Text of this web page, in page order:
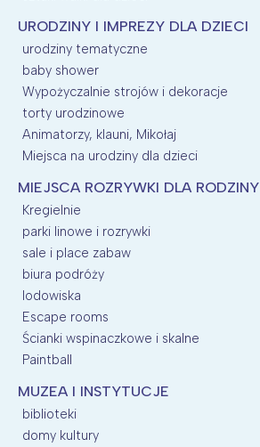
URODZINY I IMPREZY DLA DZIECI
urodziny tematyczne
baby shower
Wypożyczalnie strojów i dekoracje
torty urodzinowe
Animatorzy, klauni, Mikołaj
Miejsca na urodziny dla dzieci
MIEJSCA ROZRYWKI DLA RODZINY
Kregielnie
parki linowe i rozrywki
sale i place zabaw
biura podróży
lodowiska
Escape rooms
Ścianki wspinaczkowe i skalne
Paintball
MUZEA I INSTYTUCJE
biblioteki
domy kultury